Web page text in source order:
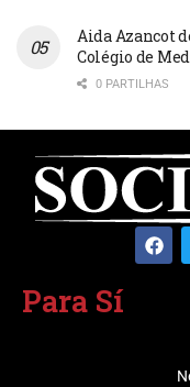
Aida Azancot
Colégio de
0 PARTILHAS
Para Sí